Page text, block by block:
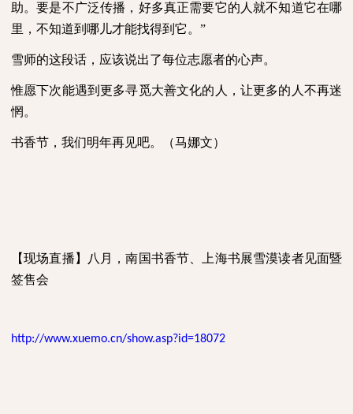
助。要是不广泛传播，好多真正需要它的人就不知道它在哪
里，不知道到哪儿才能找得到它。”
雪师的这段话，应该说出了每位志愿者的心声。
惟愿下次能遇到更多寻觅大善文化的人，让更多的人不再迷
惘。
书香节，我们明年再见吧。（马娜文）
【现场直播】八月，南国书香节、上海书展雪漠读者见面暨
签售会
http://www.xuemo.cn/show.asp?id=18072